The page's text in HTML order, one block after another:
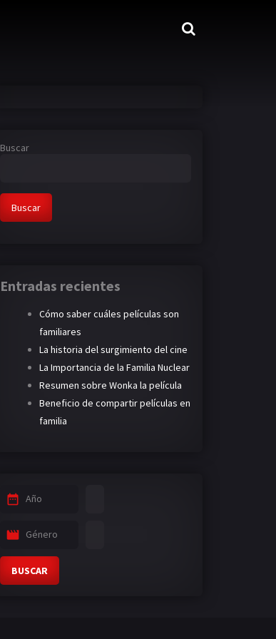
Buscar
Buscar
Entradas recientes
Cómo saber cuáles películas son
familiares
La historia del surgimiento del cine
La Importancia de la Familia Nuclear
Resumen sobre Wonka la película
Beneficio de compartir películas en
familia
Año
Género
BUSCAR